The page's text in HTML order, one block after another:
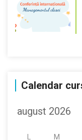
Calendar
M